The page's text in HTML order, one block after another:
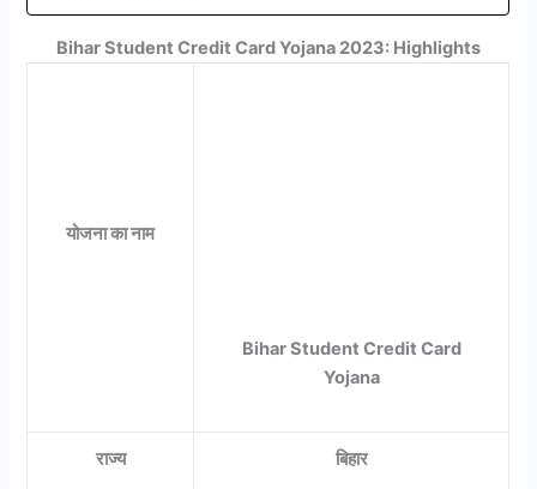
Bihar Student Credit Card Yojana 2023: Highlights
योजना का नाम
Bihar Student Credit Card
Yojana
राज्य बिहार